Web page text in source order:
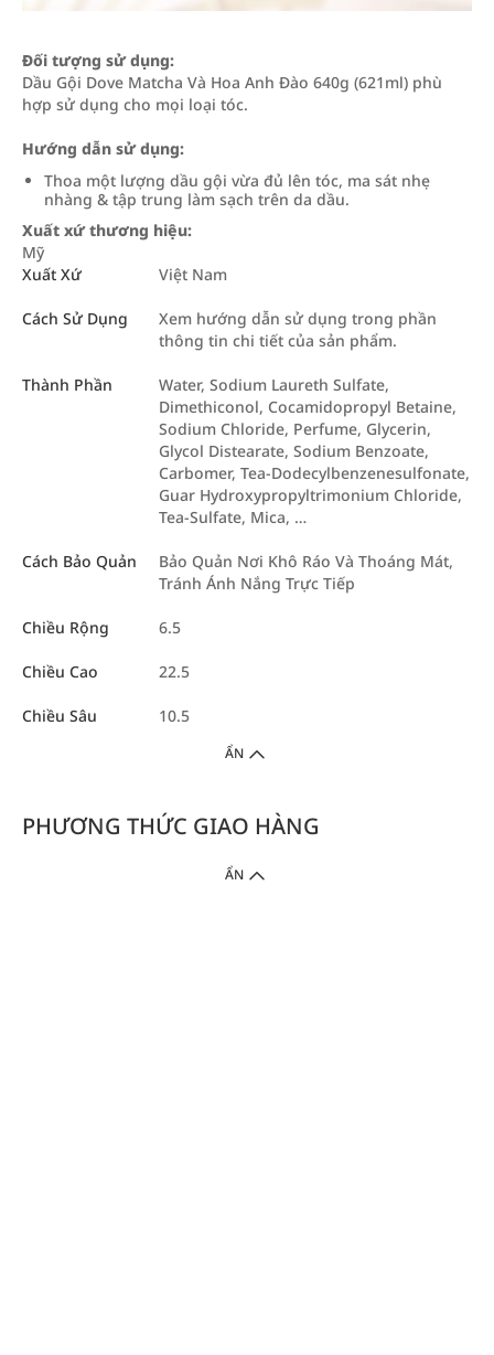
Đối tượng sử dụng:
Dầu Gội Dove Matcha Và Hoa Anh Đào 640g (621ml) phù
hợp sử dụng cho mọi loại tóc.
Hướng dẫn sử dụng:
Thoa một lượng dầu gội vừa đủ lên tóc, ma sát nhẹ
nhàng & tập trung làm sạch trên da dầu.
Xuất xứ thương hiệu:
Mỹ
Xuất Xứ
Việt Nam
Cách Sử Dụng
Xem hướng dẫn sử dụng trong phần
thông tin chi tiết của sản phẩm.
Thành Phần
Water, Sodium Laureth Sulfate,
Dimethiconol, Cocamidopropyl Betaine,
Sodium Chloride, Perfume, Glycerin,
Glycol Distearate, Sodium Benzoate,
Carbomer, Tea-Dodecylbenzenesulfonate,
Guar Hydroxypropyltrimonium Chloride,
Tea-Sulfate, Mica, …
Cách Bảo Quản
Bảo Quản Nơi Khô Ráo Và Thoáng Mát,
Tránh Ánh Nắng Trực Tiếp
Chiều Rộng 6.5
Chiều Cao 22.5
Chiều Sâu 10.5
ẨN
PHƯƠNG THỨC GIAO HÀNG
ẨN